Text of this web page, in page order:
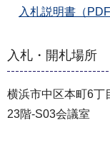
入札説明書（
入札・開札場所
横浜市中区本町6丁
23階-S03会議室